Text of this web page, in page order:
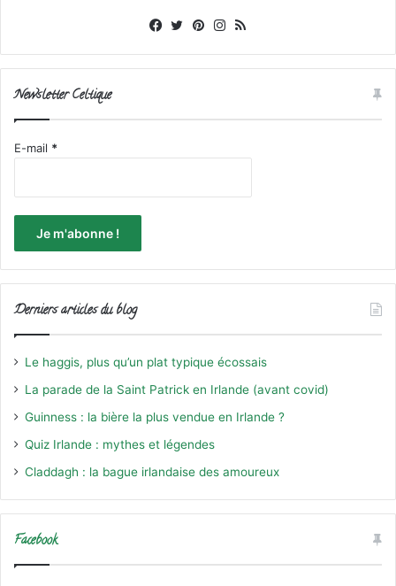
Facebook
X PinterestInstagram
Newsletter Celtique
E-mail *
Derniers articles du blog
Le haggis, plus qu’un plat typique écossais
La parade de la Saint Patrick en Irlande (avant covid)
Guinness : la bière la plus vendue en Irlande ?
Quiz Irlande : mythes et légendes
Claddagh : la bague irlandaise des amoureux
Facebook